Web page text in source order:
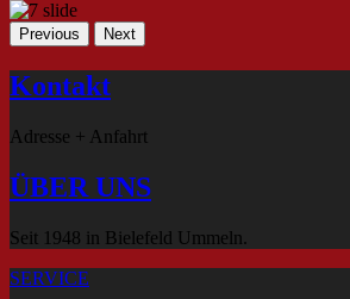
Previous Next
Kontakt
Adresse + Anfahrt
ÜBER UNS
Seit 1948 in Bielefeld Ummeln.
SERVICE